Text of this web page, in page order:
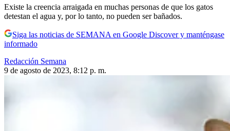
Existe la creencia arraigada en muchas personas de que los gatos
detestan el agua y, por lo tanto, no pueden ser bañados.
Siga las noticias de SEMANA en Google Discover y manténgase
informado
Redacción Semana
9 de agosto de 2023, 8:12 p. m.